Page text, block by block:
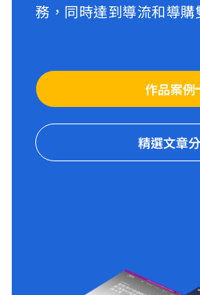
務，同時達到導流和導購
作品案例
精選文章